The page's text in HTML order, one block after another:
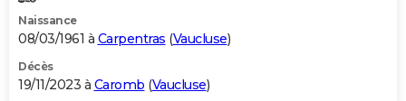
Naissance
08/03/1961 à Carpentras (Vaucluse)
Décès
19/11/2023 à Caromb (Vaucluse)